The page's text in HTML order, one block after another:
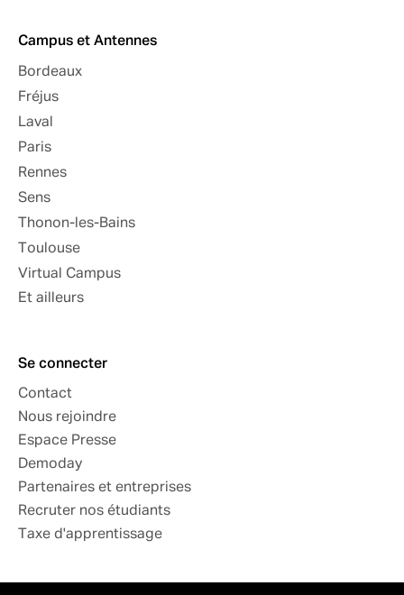
Campus et Antennes
Bordeaux
Fréjus
Laval
Paris
Rennes
Sens
Thonon-les-Bains
Toulouse
Virtual Campus
Et ailleurs
Se connecter
Contact
Nous rejoindre
Espace Presse
Demoday
Partenaires et entreprises
Recruter nos étudiants
Taxe d'apprentissage